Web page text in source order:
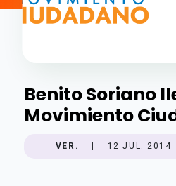
Benito Soriano
Movimiento
VER. 12 JUL. 2014